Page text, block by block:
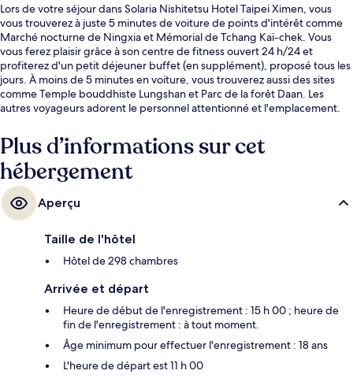
Lors de votre séjour dans Solaria Nishitetsu Hotel Taipei Ximen, vous
vous trouverez à juste 5 minutes de voiture de points d'intérêt comme
Marché nocturne de Ningxia et Mémorial de Tchang Kaï-chek. Vous
vous ferez plaisir grâce à son centre de fitness ouvert 24 h/24 et
profiterez d'un petit déjeuner buffet (en supplément), proposé tous les
jours. À moins de 5 minutes en voiture, vous trouverez aussi des sites
comme Temple bouddhiste Lungshan et Parc de la forêt Daan. Les
autres voyageurs adorent le personnel attentionné et l'emplacement.
transports publics : Station de métro Ximen est accessible en quelques
foulées et Station de métro Beimen se situe à 7 min à pied.
Plus d’informations sur cet
hébergement
Aperçu
Taille de l'hôtel
Hôtel de 298 chambres
Arrivée et départ
Heure de début de l'enregistrement : 15 h 00 ; heure de
fin de l'enregistrement : à tout moment.
Âge minimum pour effectuer l'enregistrement : 18 ans
L'heure de départ est 11 h 00